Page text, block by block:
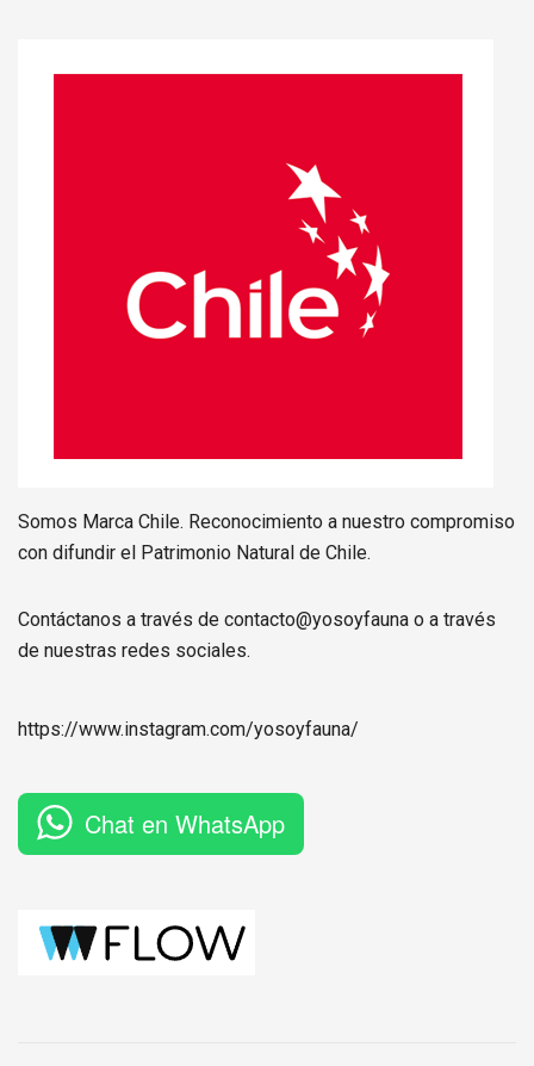
Somos Marca Chile. Reconocimiento a nuestro compromiso
con difundir el Patrimonio Natural de Chile.
Contáctanos a través de contacto@yosoyfauna o a través
de nuestras redes sociales.
https://www.instagram.com/yosoyfauna/
Chat en WhatsApp